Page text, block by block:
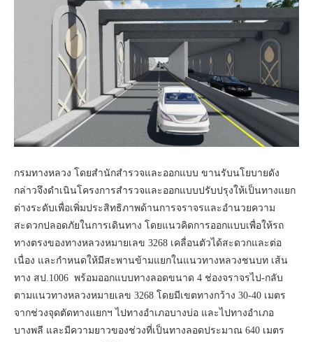
กรมทางหลวง โดยสำนักสำรวจและออกแบบ ขานรับนโยบายดัง
กล่าวจึงดำเนินโครงการสำรวจและออกแบบปรับปรุงให้เป็นทางแยก
ต่างระดับเพื่อเพิ่มประสิทธิภาพด้านการจราจรและอำนวยความ
สะดวกปลอดภัยในการเดินทาง โดยแนวคิดการออกแบบเพื่อให้รถ
ทางตรงของทางหลวงหมายเลข 3268 เคลื่อนตัวได้สะดวกและต่อ
เนื่อง และกำหนดให้มีสะพานข้ามแยกในแนวทางหลวงชนบท เส้น
ทาง สป.1006 พร้อมออกแบบทางลอดขนาด 4 ช่องจราจรไป-กลับ
ตามแนวทางหลวงหมายเลข 3268 โดยมีเขตทางกว้าง 30-40 เมตร
จากช่วงจุดตัดทางแยกฯ ไปทางอำเภอบางบ่อ และไปทางอำเภอ
บางพลี และมีความยาวของช่วงที่เป็นทางลอดประมาณ 640 เมตร